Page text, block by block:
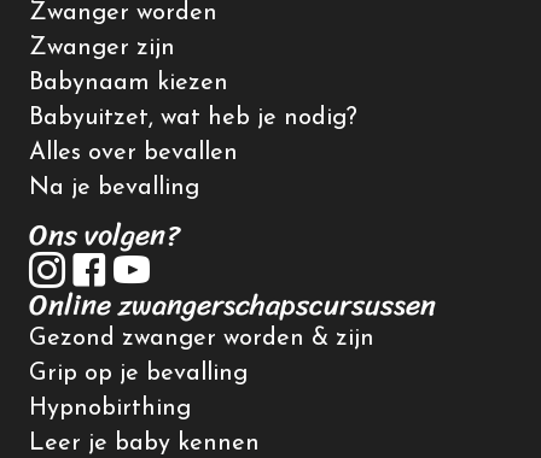
Zwanger worden
Zwanger zijn
Babynaam kiezen
Babyuitzet, wat heb je nodig?
Alles over bevallen
Na je bevalling
Ons volgen?
Online zwangerschapscursussen
Gezond zwanger worden & zijn
Grip op je bevalling
Hypnobirthing
Leer je baby kennen